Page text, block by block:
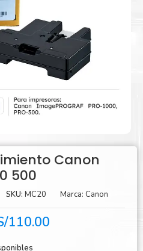
Canon
500
SKU: MC20 Marca: Canon
110.00